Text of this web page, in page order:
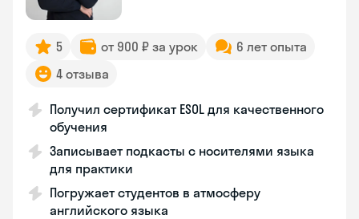
5 от 900 ₽ за урок
6 лет опыта
4 отзыва
Получил сертификат ESOL для качественного
обучения
Записывает подкасты с носителями языка
для практики
Погружает студентов в атмосферу
английского языка